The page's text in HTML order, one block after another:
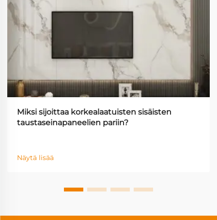
Miksi sijoittaa korkealaatuisten sisäisten
taustaseinapaneelien pariin?
Näytä lisää